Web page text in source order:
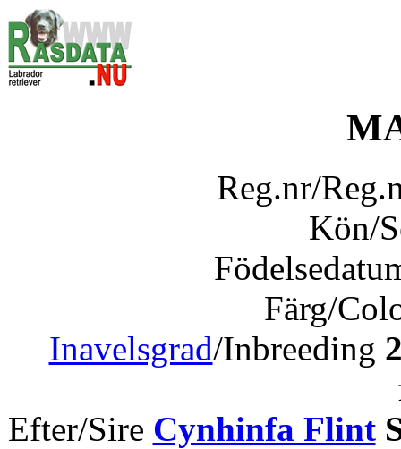
Reg.nr/
Kön/
Färg/
Inavelsgrad/Inbreeding
Efter/Sire Cynhinfa Flint